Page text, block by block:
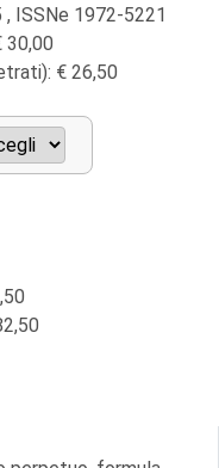
ISSNe 1972-5221
30,00
€ 26,50